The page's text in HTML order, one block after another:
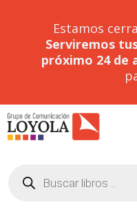
Estamos
Serviremos
próximo 24 de
productos